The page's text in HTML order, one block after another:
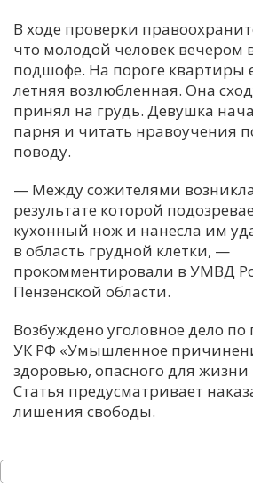
М
Н
В ходе проверки
что молодой человек вечером
подшофе. На пороге квартиры
летняя возлюбленная. Она
принял на грудь. Девушка
парня и читать нравоучения
поводу.
— Между сожителями возникла
результате которой
кухонный нож и нанесла им
в область грудной клетки, —
прокомментировали в УМВД
Пензенской области.
Возбуждено уголовное дело по
УК РФ «Умышленное
здоровью, опасного для жизни
Статья предусматривает
лишения свободы.